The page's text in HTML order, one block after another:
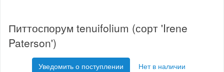
Питтоспорум tenuifolium (сорт 'Irene
Paterson')
Уведомить о поступлении Нет в наличии